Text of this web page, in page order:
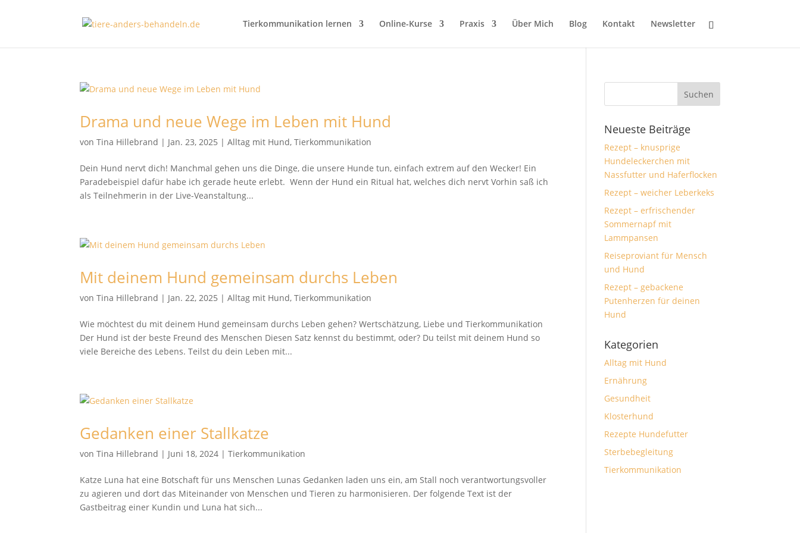
Tierkommunikation lernen Online-Kurse Praxis Über Mich Blog Kontakt Newsletter
Drama und neue Wege im Leben mit Hund
vonTina Hillebrand | Jan. 23, 2025 |Alltag mit Hund,Tierkommunikation
Dein Hund nervt dich! Manchmal gehen uns die Dinge, die unsere Hunde tun, einfach extrem auf den Wecker! Ein
Paradebeispiel dafür habe ich gerade heute erlebt. Wenn der Hund ein Ritual hat, welches dich nervt Vorhin saß ich
als Teilnehmerin in der Live-Veanstaltung...
Mit deinem Hund gemeinsam durchs Leben
vonTina Hillebrand | Jan. 22, 2025 |Alltag mit Hund,Tierkommunikation
Wie möchtest du mit deinem Hund gemeinsam durchs Leben gehen? Wertschätzung, Liebe und Tierkommunikation
Der Hund ist der beste Freund des Menschen Diesen Satz kennst du bestimmt, oder? Du teilst mit deinem Hund so
viele Bereiche des Lebens. Teilst du dein Leben mit...
Gedanken einer Stallkatze
vonTina Hillebrand | Juni 18, 2024 |Tierkommunikation
Katze Luna hat eine Botschaft für uns Menschen Lunas Gedanken laden uns ein, am Stall noch verantwortungsvoller
zu agieren und dort das Miteinander von Menschen und Tieren zu harmonisieren. Der folgende Text ist der
Gastbeitrag einer Kundin und Luna hat sich...
Neueste Beiträge
Rezept – knusprige
Hundeleckerchen mit
Nassfutter und Haferflocken
Rezept – weicher Leberkeks
Rezept – erfrischender
Sommernapf mit
Lammpansen
Reiseproviant für Mensch
und Hund
Rezept – gebackene
Putenherzen für deinen
Hund
Kategorien
Alltag mit Hund
Ernährung
Gesundheit
Klosterhund
Rezepte Hundefutter
Sterbebegleitung
Tierkommunikation